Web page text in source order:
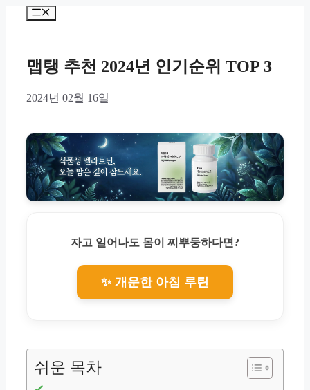
Menu
맵탱 추천 2024년 인기순위 TOP 3
2024년 02월 16일
자고 일어나도 몸이 찌뿌둥하다면?
✨ 개운한 아침 루틴
쉬운 목차